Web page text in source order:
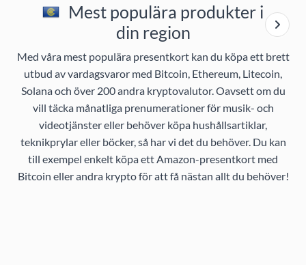
Mest populära produkter i
din region
Med våra mest populära presentkort kan du köpa ett brett
utbud av vardagsvaror med Bitcoin, Ethereum, Litecoin,
Solana och över 200 andra kryptovalutor. Oavsett om du
vill täcka månatliga prenumerationer för musik- och
videotjänster eller behöver köpa hushållsartiklar,
teknikprylar eller böcker, så har vi det du behöver. Du kan
till exempel enkelt köpa ett Amazon-presentkort med
Bitcoin eller andra krypto för att få nästan allt du behöver!